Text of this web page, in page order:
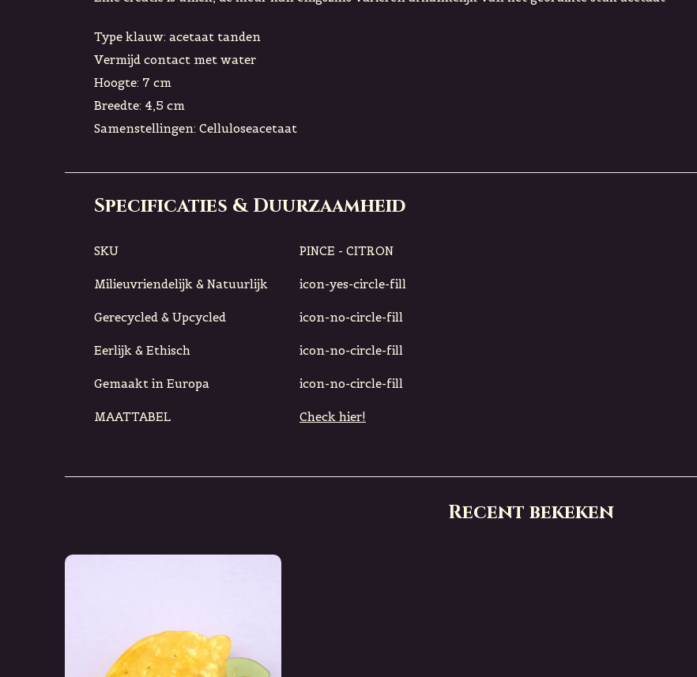
Type klauw: acetaat tanden
Vermijd contact met water
Hoogte: 7 cm
Breedte: 4,5 cm
Samenstellingen: Celluloseacetaat
Specificaties & Duurzaamheid
SKU PINCE - CITRON
Milieuvriendelijk & Natuurlijk icon-yes-circle-fill
Gerecycled & Upcycled icon-no-circle-fill
Eerlijk & Ethisch icon-no-circle-fill
Gemaakt in Europa icon-no-circle-fill
MAATTABEL Check hier!
Recent bekeken